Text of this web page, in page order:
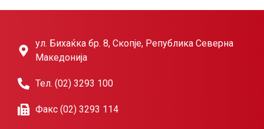
ул. Бихаќка бр. 8, Скопје, Република Северна
Македонија
Тел. (02) 3293 100
Факс (02) 3293 114